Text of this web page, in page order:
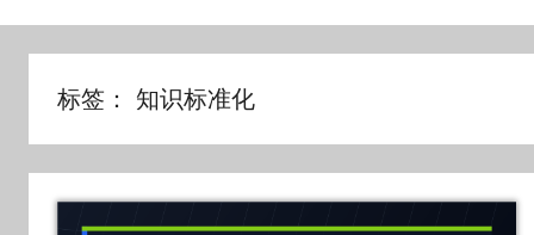
标签： 知识标准化